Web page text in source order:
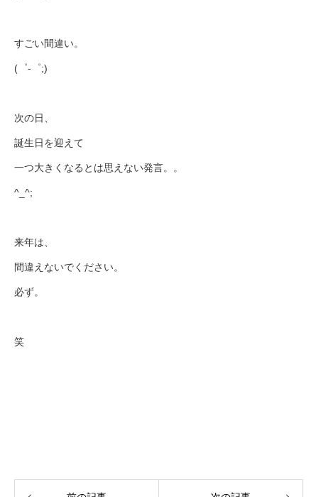
すごい間違い。
(゜-゜;)
次の日、
誕生日を迎えて
一つ大きくなるとは思えない発言。。
^_^;
来年は、
間違えないでください。
必ず。
笑